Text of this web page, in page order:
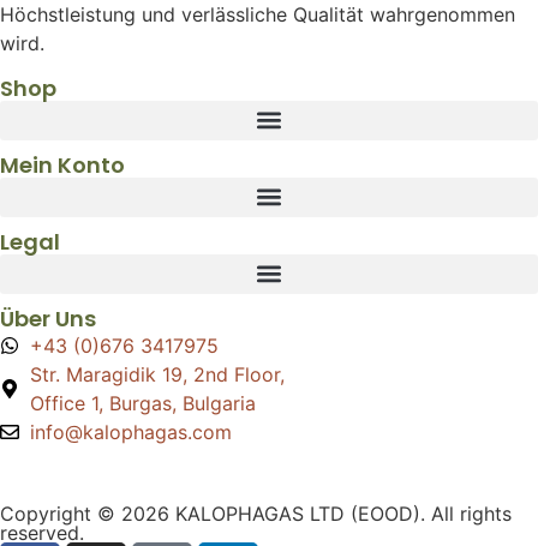
Höchstleistung und verlässliche Qualität wahrgenommen
wird.
Shop
Mein Konto
Legal
Über Uns
+43 (0)676 3417975
Str. Maragidik 19, 2nd Floor,
Office 1, Burgas, Bulgaria
info@kalophagas.com
Copyright © 2026 KALOPHAGAS LTD (EOOD). All rights
reserved.